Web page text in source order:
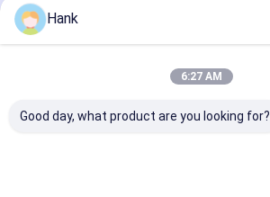
Prodotti Raccomandati
Hank
6:27 AM
Good day, what product are you looking for?